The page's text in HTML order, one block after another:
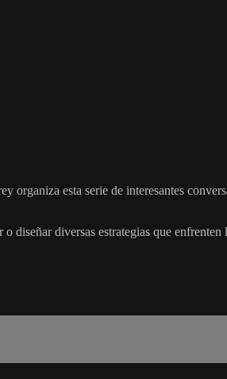
esta serie de interesantes
diversas estrategias que